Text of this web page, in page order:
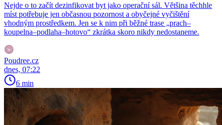
Nejde o to začít dezinfikovat byt jako operační sál. Většina těchhle
míst potřebuje jen občasnou pozornost a obyčejné vyčištění
vhodným prostředkem. Jen se k nim při běžné trase „prach–
koupelna–podlaha–hotovo“ zkrátka skoro nikdy nedostaneme.
Poudree.cz
dnes, 07:22
6 min